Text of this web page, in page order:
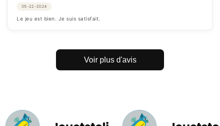
05-22-2024
Le jeu est bien. Je suis satisfait.
Voir plus d'avis